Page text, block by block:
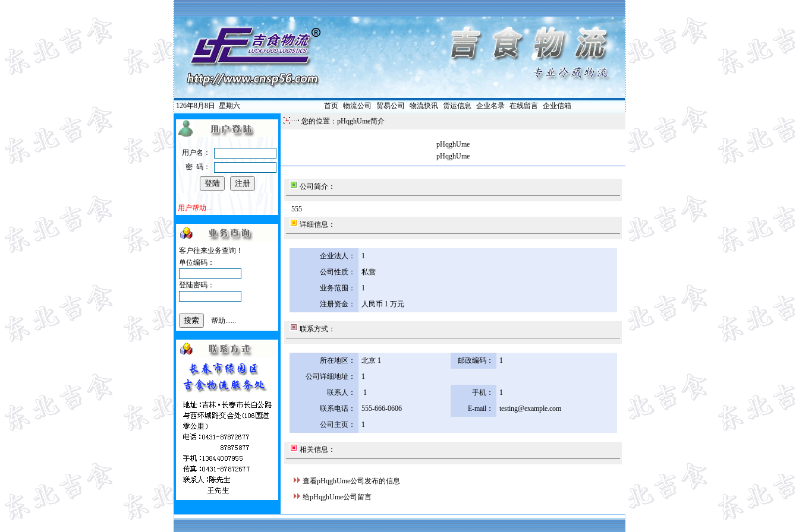
126年8月8日 星期六 首页| 物流公司 贸易公司 物流快讯| 货运信息 企业名录| 在线留言| 企业信箱
用户名：
密 码：
用户帮助...
客户往来业务查询！
单位编码：
登陆密码：
帮助......
您的位置：pHqghUme简介
pHqghUme
pHqghUme
公司简介：
555
详细信息：
企业法人：
1
公司性质：
私营
业务范围：
1
注册资金：
人民币 1 万元
联系方式：
所在地区： 北京 1 邮政编码：
1
公司详细地址：
1
联系人：
1 手机：
1
联系电话：
555-666-0606 E-mail：
testing@example.com
公司主页：
1
相关信息：
查看pHqghUme公司发布的信息
给pHqghUme公司留言